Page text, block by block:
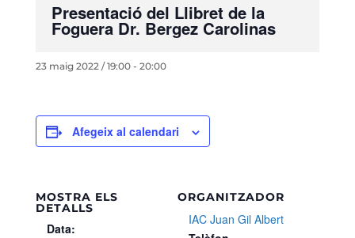
Presentació del Llibret de la
Foguera Dr. Bergez Carolinas
23 maig 2022 / 19:00- 20:00
Afegeix al calendari
MOSTRA ELS
DETALLS
Data:
ORGANITZADOR
IAC Juan Gil Albert